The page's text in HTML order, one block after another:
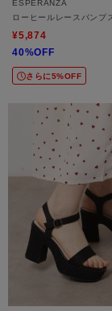
ESPERANZA
ローヒールレースパンプ
¥5,874
40%OFF
さらに5%OFF